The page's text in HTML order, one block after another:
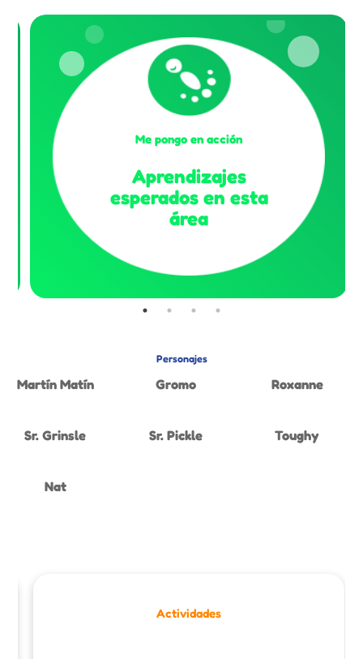
Me pongo en acción
Aprendizajes
esperados en esta
área
Personajes
Martín Matín Gromo Roxanne
Sr. Grinsle Sr. Pickle Toughy
Nat
Actividades